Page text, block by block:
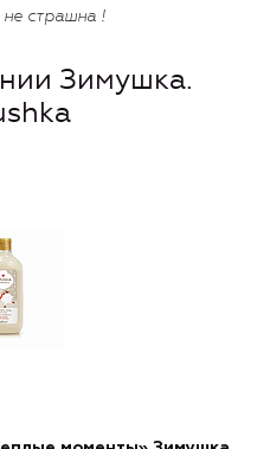
страшна !
Зимушка.